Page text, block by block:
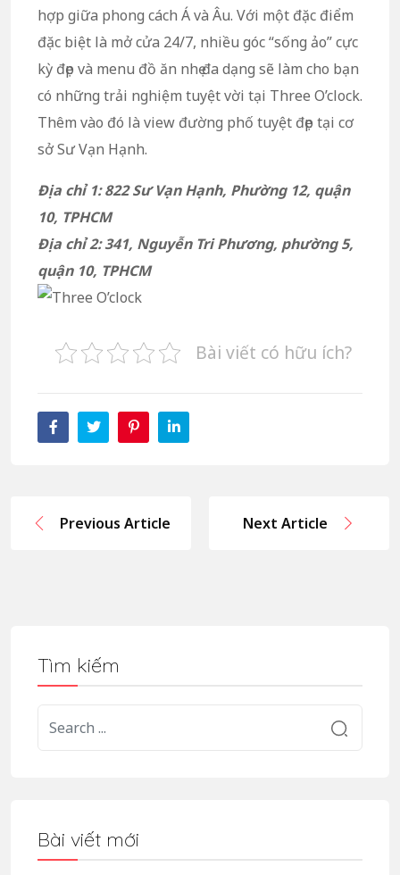
hợp giữa phong cách Á và Âu. Với một đặc điểm
đặc biệt là mở cửa 24/7, nhiều góc “sống ảo” cực
kỳ đẹp và menu đồ ăn nhẹ đa dạng sẽ làm cho bạn
có những trải nghiệm tuyệt vời tại Three O’clock.
Thêm vào đó là view đường phố tuyệt đẹp tại cơ
sở Sư Vạn Hạnh.
Địa chỉ 1: 822 Sư Vạn Hạnh, Phường 12, quận
10, TPHCM
Địa chỉ 2: 341, Nguyễn Tri Phương, phường 5,
quận 10, TPHCM
Bài viết có hữu ích?
Previous Article Next Article
Tìm kiếm
Bài viết mới